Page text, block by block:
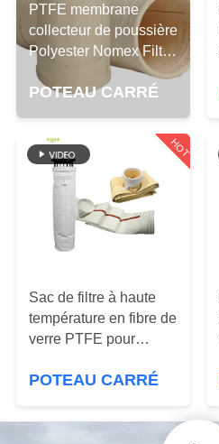
CONTRÔLE
DE
QUALITÉ
CONTACTEZ-
NOUS
NOUVELLES
DEMANDEZ
UNE
CITATION
PTFE membrane
collecteur de poussière
Polyester Nomex Filtre
sac pour la purification
des gaz
POTEAU CARRÉ
HOT
Sac de filtre à haute
température en fibre de
verre PTFE pour
poussière
POTEAU CARRÉ